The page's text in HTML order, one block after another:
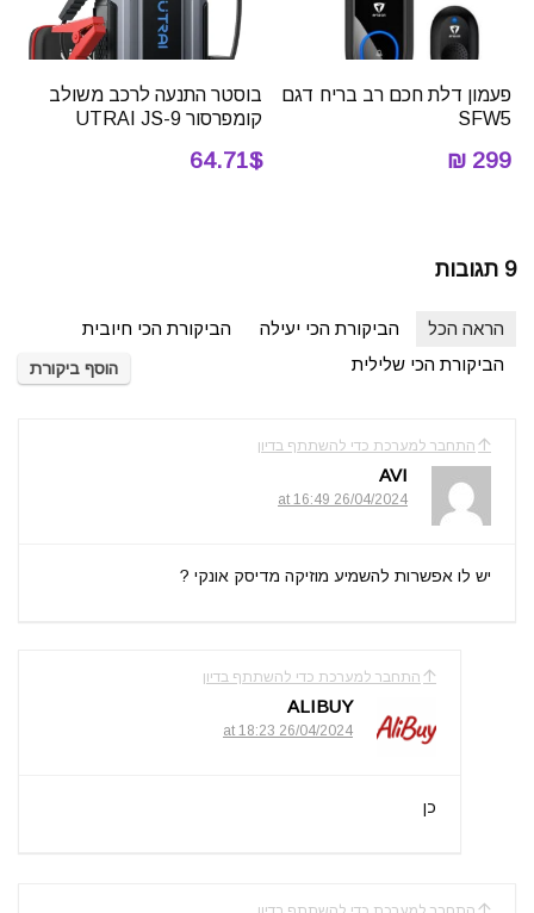
פעמון דלת חכם רב בריח דגם
SFW5
299 ₪
בוסטר התנעה לרכב משולב
קומפרסור UTRAI JS-9
64.71$
9 תגובות
הראה הכל הביקורת הכי יעילה
הביקורת הכי חיובית
הביקורת הכי שלילית
הוסף ביקורת
התחבר למערכת כדי להשתתף בדיון
AVI
26/04/2024 at 16:49
יש לו אפשרות להשמיע מוזיקה מדיסק אונקי ?
התחבר למערכת כדי להשתתף בדיון
ALIBUY
26/04/2024 at 18:23
כן